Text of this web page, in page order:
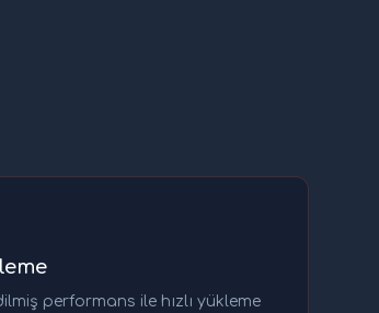
performans ile hızlı yükleme